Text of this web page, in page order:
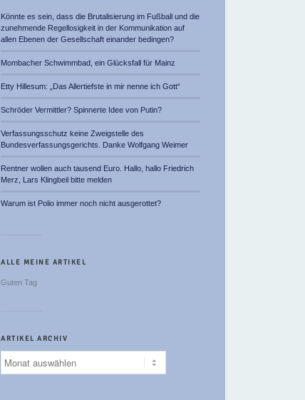
Könnte es sein, dass die Brutalisierung im Fußball und die
zunehmende Regellosigkeit in der Kommunikation auf
allen Ebenen der Gesellschaft einander bedingen?
Mombacher Schwimmbad, ein Glücksfall für Mainz
Etty Hillesum: „Das Allertiefste in mir nenne ich Gott“
Schröder Vermittler? Spinnerte Idee von Putin?
Verfassungsschutz keine Zweigstelle des
Bundesverfassungsgerichts. Danke Wolfgang Weimer
Rentner wollen auch tausend Euro. Hallo, hallo Friedrich
Merz, Lars Klingbeil bitte melden
Warum ist Polio immer noch nicht ausgerottet?
ALLE MEINE ARTIKEL
Guten Tag
ARTIKEL ARCHIV
Artikel
Archiv